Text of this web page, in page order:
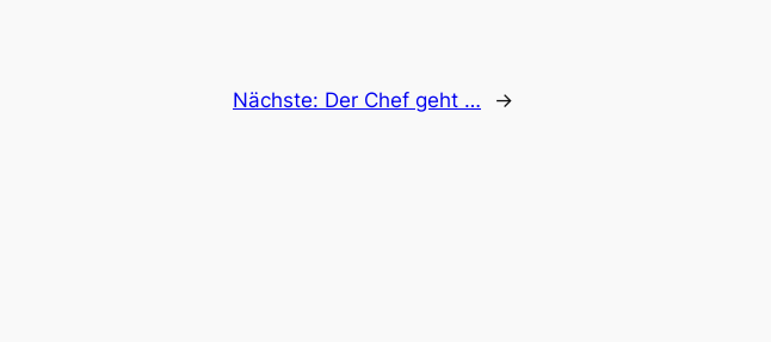
Nächste: Der Chef geht … →